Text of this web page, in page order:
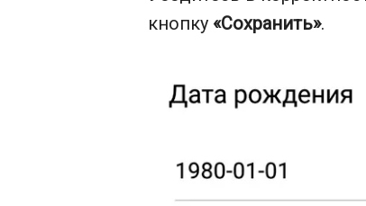
кнопку «Сохранить».